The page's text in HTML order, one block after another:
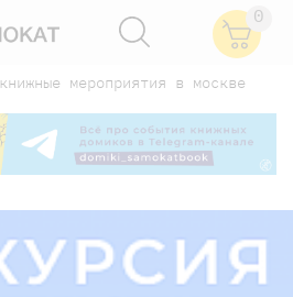
0
книжные мероприятия в москве